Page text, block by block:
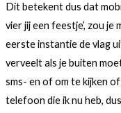
Dit betekent dus dat
vier jij een feestje’, zou je
eerste instantie de vlag
verveelt als je buiten
sms- en of om te kijken
telefoon die ik nu heb,